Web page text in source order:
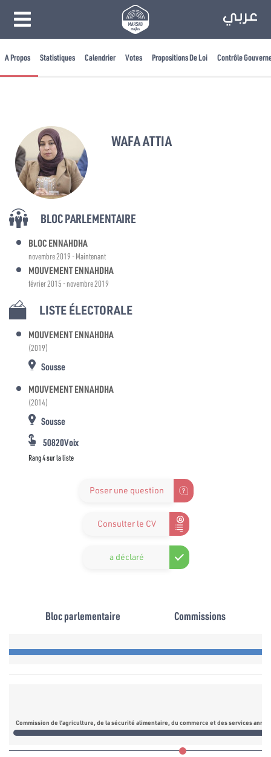
A Propos Statistiques Calendrier Votes Propositions De Loi Contrôle
WAFA ATTIA
BLOC PARLEMENTAIRE
BLOC ENNAHDHA
novembre 2019 - Maintenant
MOUVEMENT ENNAHDHA
février 2015 - novembre 2019
LISTE ÉLECTORALE
MOUVEMENT ENNAHDHA
(2019)
Sousse
MOUVEMENT ENNAHDHA
(2014)
Sousse
50820Voix
Rang 4 sur la liste
Poser une question
Consulter le CV
a déclaré
Bloc parlementaire Commissions
Commission de l’agriculture, de la sécurité alimentaire, du commerce et des services